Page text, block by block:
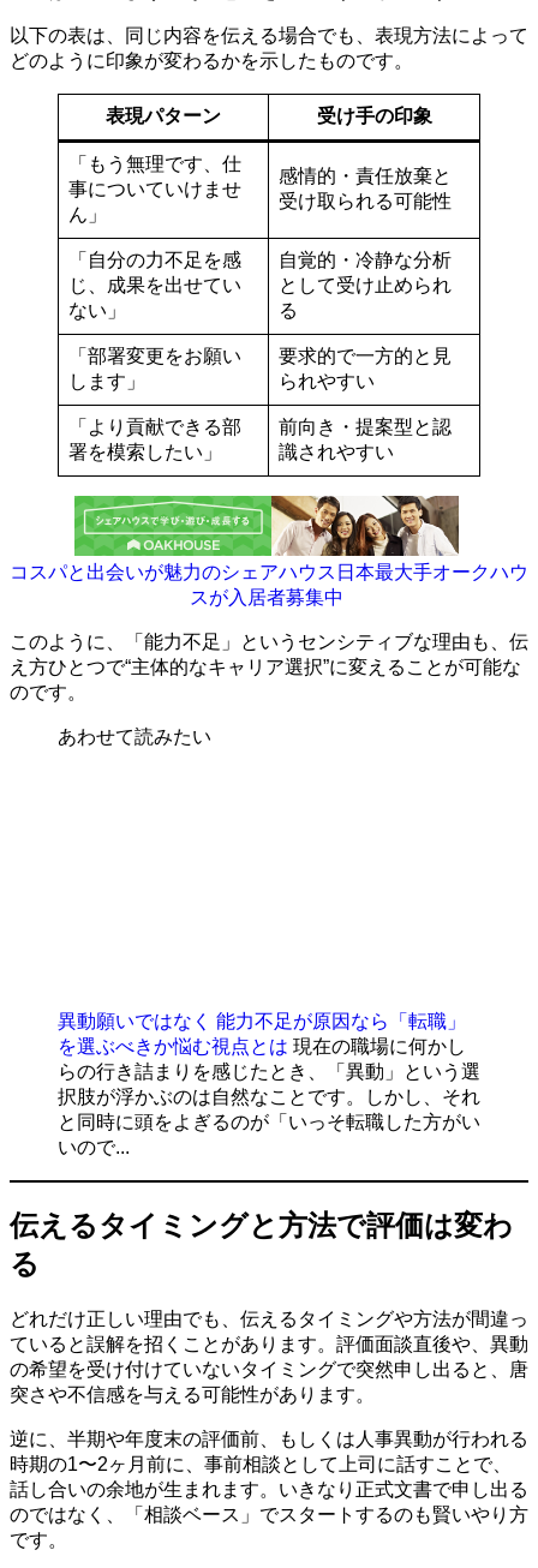
以下の表は、同じ内容を伝える場合でも、表現方法によって
どのように印象が変わるかを示したものです。
表現パターン 受け手の印象
「もう無理です、仕
事についていけませ
ん」
感情的・責任放棄と
受け取られる可能性
「自分の力不足を感
じ、成果を出せてい
ない」
自覚的・冷静な分析
として受け止められ
る
「部署変更をお願い
します」
要求的で一方的と見
られやすい
「より貢献できる部
署を模索したい」
前向き・提案型と認
識されやすい
コスパと出会いが魅力のシェアハウス日本最大手オークハウ
スが入居者募集中
このように、「能力不足」というセンシティブな理由も、伝
え方ひとつで“主体的なキャリア選択”に変えることが可能な
のです。
あわせて読みたい
異動願いではなく 能力不足が原因なら「転職」
を選ぶべきか悩む視点とは 現在の職場に何かし
らの行き詰まりを感じたとき、「異動」という選
択肢が浮かぶのは自然なことです。しかし、それ
と同時に頭をよぎるのが「いっそ転職した方がい
いので...
伝えるタイミングと方法で評価は変わ
る
どれだけ正しい理由でも、伝えるタイミングや方法が間違っ
ていると誤解を招くことがあります。評価面談直後や、異動
の希望を受け付けていないタイミングで突然申し出ると、唐
突さや不信感を与える可能性があります。
逆に、半期や年度末の評価前、もしくは人事異動が行われる
時期の1〜2ヶ月前に、事前相談として上司に話すことで、
話し合いの余地が生まれます。いきなり正式文書で申し出る
のではなく、「相談ベース」でスタートするのも賢いやり方
です。